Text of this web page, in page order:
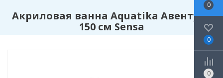
Акриловая ванна Aquatika Авентура
150 см Sensa
0
0
0